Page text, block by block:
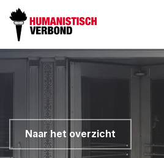
Naar het overzicht